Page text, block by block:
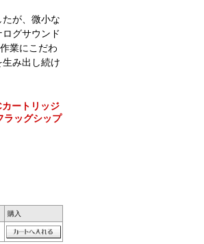
が、微小な
グサウンド
業にこだわ
み出し続け
ートリッジ
ッグシップ
購入